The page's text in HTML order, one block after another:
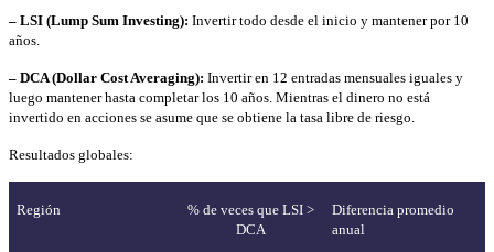
– LSI (Lump Sum Investing): Invertir todo desde el inicio y mantener por 10
años.
– DCA (Dollar Cost Averaging): Invertir en 12 entradas mensuales iguales y
luego mantener hasta completar los 10 años. Mientras el dinero no está
invertido en acciones se asume que se obtiene la tasa libre de riesgo.
Resultados globales:
Región
% de veces que LSI >
DCA
Diferencia promedio
anual